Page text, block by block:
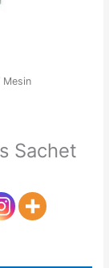
Mesin
Sachet